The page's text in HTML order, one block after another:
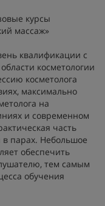
курсы
массаж»
квалификации с
косметологии
косметолога
максимально
на
и современном
часть
в парах. Небольшое
обеспечить
тем самым
обучения